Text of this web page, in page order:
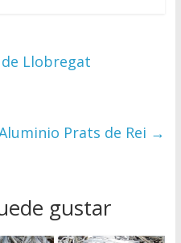
Llobregat
Prats de Rei →
gustar